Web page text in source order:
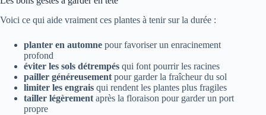
Voici ce qui aide vraiment ces plantes à tenir sur la durée :
planter en automne pour favoriser un enracinement
profond
éviter les sols détrempés qui font pourrir les racines
pailler généreusement pour garder la fraîcheur du sol
limiter les engrais qui rendent les plantes plus fragiles
tailler légèrement après la floraison pour garder un port
propre